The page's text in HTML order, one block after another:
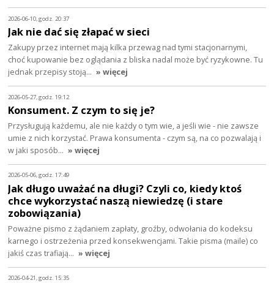
2026-06-10, godz. 20:37
Jak nie dać się złapać w sieci
Zakupy przez internet mają kilka przewag nad tymi stacjonarnymi,
choć kupowanie bez oglądania z bliska nadal może być ryzykowne. Tu
jednak przepisy stoją… » więcej
2026-05-27, godz. 19:12
Konsument. Z czym to się je?
Przysługują każdemu, ale nie każdy o tym wie, a jeśli wie - nie zawsze
umie z nich korzystać. Prawa konsumenta - czym są, na co pozwalają i
w jaki sposób… » więcej
2026-05-06, godz. 17:49
Jak długo uważać na długi? Czyli co, kiedy ktoś
chce wykorzystać naszą niewiedzę (i stare
zobowiązania)
Poważne pismo z żądaniem zapłaty, groźby, odwołania do kodeksu
karnego i ostrzeżenia przed konsekwencjami. Takie pisma (maile) co
jakiś czas trafiają… » więcej
2026-04-21, godz. 15:35